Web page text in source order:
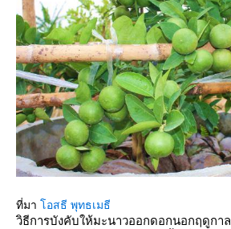
ที่มา อสธี พุทธเมธี
วิธีการบังคับให้มะนาวออกดอกนอกฤดูกาล